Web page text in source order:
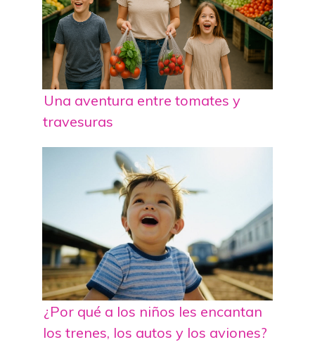
Una aventura entre tomates y
travesuras
¿Por qué a los niños les encantan
los trenes, los autos y los aviones?